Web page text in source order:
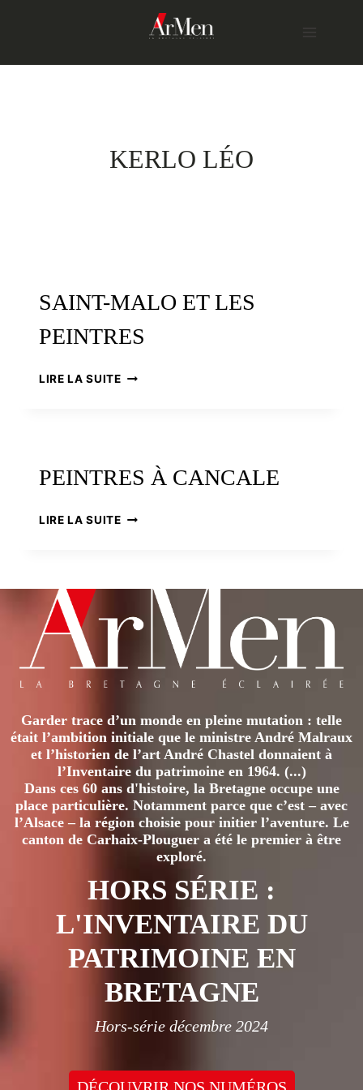
KERLO LÉO
SAINT-MALO ET LES
PEINTRES
LIRE LA SUITESAINT-
PEINTRES À CANCALE
LIRE LA SUITEPEINTRES
Garder trace d’un monde en pleine mutation : telle
était l’ambition initiale que le ministre André Malraux
et l’historien de l’art André Chastel donnaient à
l’Inventaire du patrimoine en 1964. (...)
Dans ces 60 ans d'histoire, la Bretagne occupe une
place particulière. Notamment parce que c’est – avec
l’Alsace – la région choisie pour initier l’aventure. Le
canton de Carhaix-Plouguer a été le premier à être
exploré.
HORS SÉRIE :
L'INVENTAIRE DU
PATRIMOINE EN
BRETAGNE
Hors-série décembre 2024